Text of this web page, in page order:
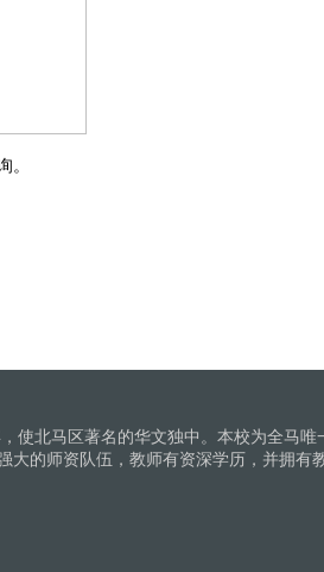
。
使北马区著名的华文独中。本校为全马
大的师资队伍，教师有资深学历，并拥